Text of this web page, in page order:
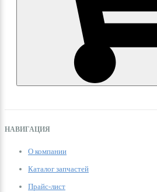
НАВИГАЦИЯ
О компании
Каталог запчастей
Прайс-лист